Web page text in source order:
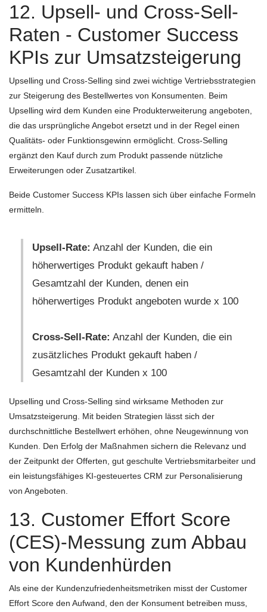
12. Upsell- und Cross-Sell-
Raten - Customer Success
KPIs zur Umsatzsteigerung
Upselling und Cross-Selling sind zwei wichtige Vertriebsstrategien
zur Steigerung des Bestellwertes von Konsumenten. Beim
Upselling wird dem Kunden eine Produkterweiterung angeboten,
die das ursprüngliche Angebot ersetzt und in der Regel einen
Qualitäts- oder Funktionsgewinn ermöglicht. Cross-Selling
ergänzt den Kauf durch zum Produkt passende nützliche
Erweiterungen oder Zusatzartikel.
Beide Customer Success KPIs lassen sich über einfache Formeln
ermitteln.
Upsell-Rate: Anzahl der Kunden, die ein
höherwertiges Produkt gekauft haben /
Gesamtzahl der Kunden, denen ein
höherwertiges Produkt angeboten wurde x 100
Cross-Sell-Rate: Anzahl der Kunden, die ein
zusätzliches Produkt gekauft haben /
Gesamtzahl der Kunden x 100
Upselling und Cross-Selling sind wirksame Methoden zur
Umsatzsteigerung. Mit beiden Strategien lässt sich der
durchschnittliche Bestellwert erhöhen, ohne Neugewinnung von
Kunden. Den Erfolg der Maßnahmen sichern die Relevanz und
der Zeitpunkt der Offerten, gut geschulte Vertriebsmitarbeiter und
ein leistungsfähiges KI-gesteuertes CRM zur Personalisierung
von Angeboten.
13. Customer Effort Score
(CES)-Messung zum Abbau
von Kundenhürden
Als eine der Kundenzufriedenheitsmetriken misst der Customer
Effort Score den Aufwand, den der Konsument betreiben muss,